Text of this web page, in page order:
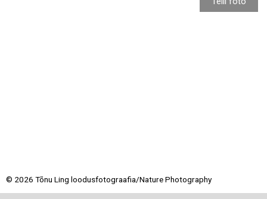
© 2026 Tõnu Ling loodusfotograafia/Nature Photography